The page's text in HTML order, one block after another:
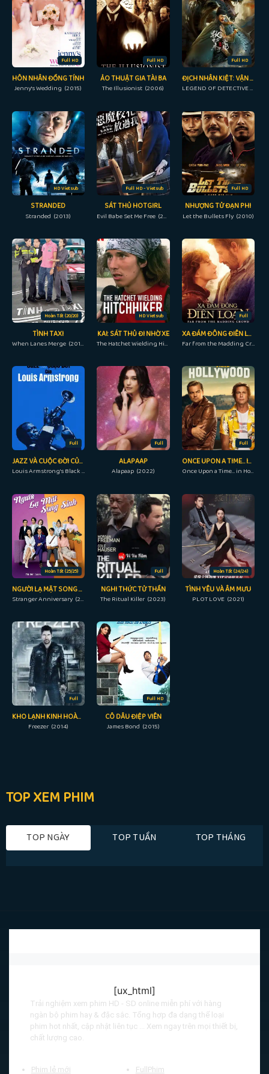
Full HD
HÔN NHÂN ĐỒNG TÍNH
Jenny's Wedding (2015)
Full HD
ẢO THUẬT GIA TÀI BA
The Illusionist (2006)
Full HD
ĐỊCH NHÂN KIỆT: VẬN HÀ KINH LONG
LEGEND OF DETECTIVE DEE (2023)
HD Vietsub
STRANDED
Stranded (2013)
Full HD - Vietsub
SÁT THỦ HOTGIRL
Evil Babe Set Me Free (2018)
Full HD
NHƯỢNG TỬ ĐẠN PHI
Let the Bullets Fly (2010)
Hoàn Tất (20/20)
TÌNH TAXI
When Lanes Merge (2010)
HD Vietsub
KAI: SÁT THỦ ĐI NHỜ XE
The Hatchet Wielding Hitchhiker (2023)
Full
XA ĐÁM ĐÔNG ĐIÊN LOẠN
Far from the Madding Crowd (2015)
Full
JAZZ VÀ CUỘC ĐỜI CỦA LOUIS ARMSTRONG
Louis Armstrong's Black & Blue (2022)
Full
ALAPAAP
Alapaap (2022)
Full
ONCE UPON A TIME… IN HOLLYWOOD
Once Upon a Time… in Hollywood (2019)
Hoàn Tất (25/25)
NGƯỜI LẠ MẶT SONG SINH
Stranger Anniversary (2022)
Full
NGHI THỨC TỬ THẦN
The Ritual Killer (2023)
Hoàn Tất (24/24)
TÌNH YÊU VÀ ÂM MƯU
PLOT LOVE (2021)
Full
KHO LẠNH KINH HOÀNG
Freezer (2014)
Full HD
CÔ DÂU ĐIỆP VIÊN
James Bond (2015)
TOP XEM PHIM
TOP NGÀY TOP TUẦN TOP THÁNG